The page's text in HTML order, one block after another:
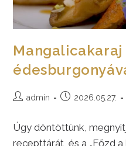
Mangalicakaraj
Postadmin
Post2026.05.27.
Úgy döntöttünk,
recepttárát, és a „Főzd